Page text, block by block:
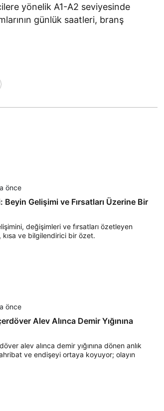
yönelik A1-A2 seviyesinde
günlük saatleri, branş
önce
Beyin Gelişimi ve Fırsatları Üzerine Bir
değişimleri ve fırsatları özetleyen
kısa ve bilgilendirici bir özet.
önce
Alev Alınca Demir Yığınına
alev alınca demir yığınına dönen anlık
ve endişeyi ortaya koyuyor; olayın